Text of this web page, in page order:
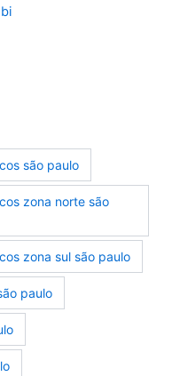
são paulo
zona norte são
zona sul são paulo
paulo